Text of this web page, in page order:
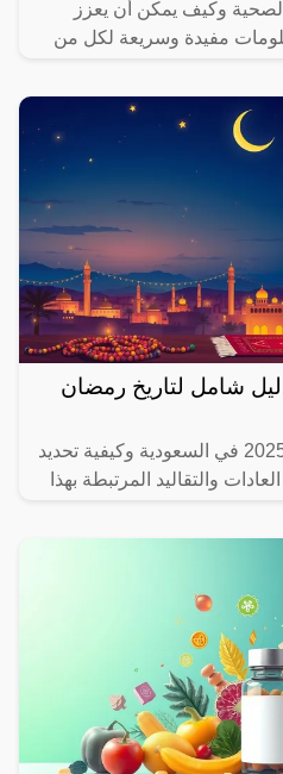
وكيف يمكن أن يعزز
مفيدة وسريعة لكل من
2025؟ دليل شامل لتاريخ رمضان
اكتشف متى يبدأ رمضان 2025 في السعودية وكيفية تحديد
والتقاليد المرتبطة بهذا